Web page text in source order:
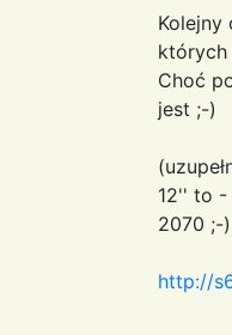
Kolejny
których
Choć
jest ;-)
12'' to -
2070 ;-
http://